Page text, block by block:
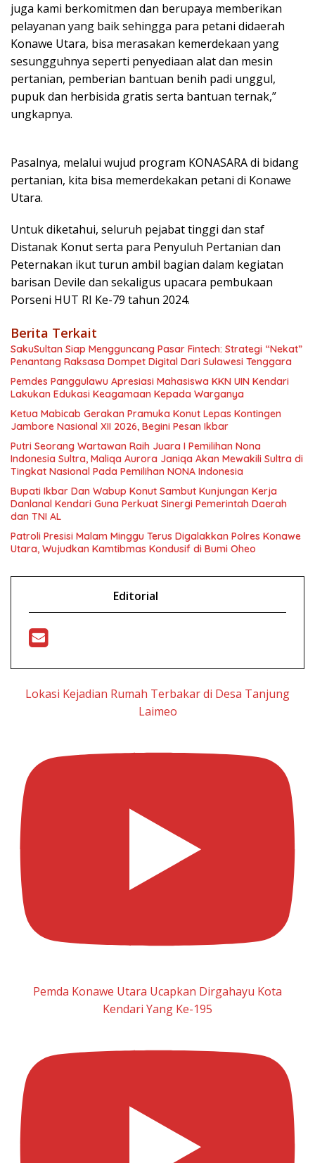
juga kami berkomitmen dan berupaya memberikan
pelayanan yang baik sehingga para petani didaerah
Konawe Utara, bisa merasakan kemerdekaan yang
sesungguhnya seperti penyediaan alat dan mesin
pertanian, pemberian bantuan benih padi unggul,
pupuk dan herbisida gratis serta bantuan ternak,”
ungkapnya.
Pasalnya, melalui wujud program KONASARA di bidang
pertanian, kita bisa memerdekakan petani di Konawe
Utara.
Untuk diketahui, seluruh pejabat tinggi dan staf
Distanak Konut serta para Penyuluh Pertanian dan
Peternakan ikut turun ambil bagian dalam kegiatan
barisan Devile dan sekaligus upacara pembukaan
Porseni HUT RI Ke-79 tahun 2024.
Berita Terkait
SakuSultan Siap Mengguncang Pasar Fintech: Strategi “Nekat”
Penantang Raksasa Dompet Digital Dari Sulawesi Tenggara
Pemdes Panggulawu Apresiasi Mahasiswa KKN UIN Kendari
Lakukan Edukasi Keagamaan Kepada Warganya
Ketua Mabicab Gerakan Pramuka Konut Lepas Kontingen
Jambore Nasional XII 2026, Begini Pesan Ikbar
Putri Seorang Wartawan ‎Raih Juara I Pemilihan Nona
Indonesia Sultra, Maliqa Aurora Janiqa Akan Mewakili Sultra di
Tingkat Nasional Pada Pemilihan NONA Indonesia
Bupati Ikbar Dan Wabup Konut Sambut Kunjungan Kerja
Danlanal Kendari Guna Perkuat Sinergi Pemerintah Daerah
dan TNI AL
Patroli Presisi Malam Minggu Terus Digalakkan Polres Konawe
Utara, Wujudkan Kamtibmas Kondusif di Bumi Oheo
Editorial
Lokasi Kejadian Rumah Terbakar di Desa Tanjung
Laimeo
Pemda Konawe Utara Ucapkan Dirgahayu Kota
Kendari Yang Ke-195